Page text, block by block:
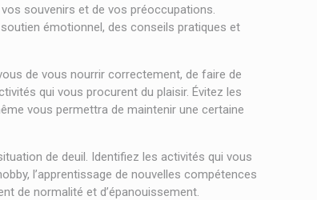
souvenirs et de vos préoccupations.
émotionnel, des conseils pratiques et
de vous nourrir correctement, de faire de
qui vous procurent du plaisir. Évitez les
vous permettra de maintenir une certaine
de deuil. Identifiez les activités qui vous
l’apprentissage de nouvelles compétences
de normalité et d’épanouissement.